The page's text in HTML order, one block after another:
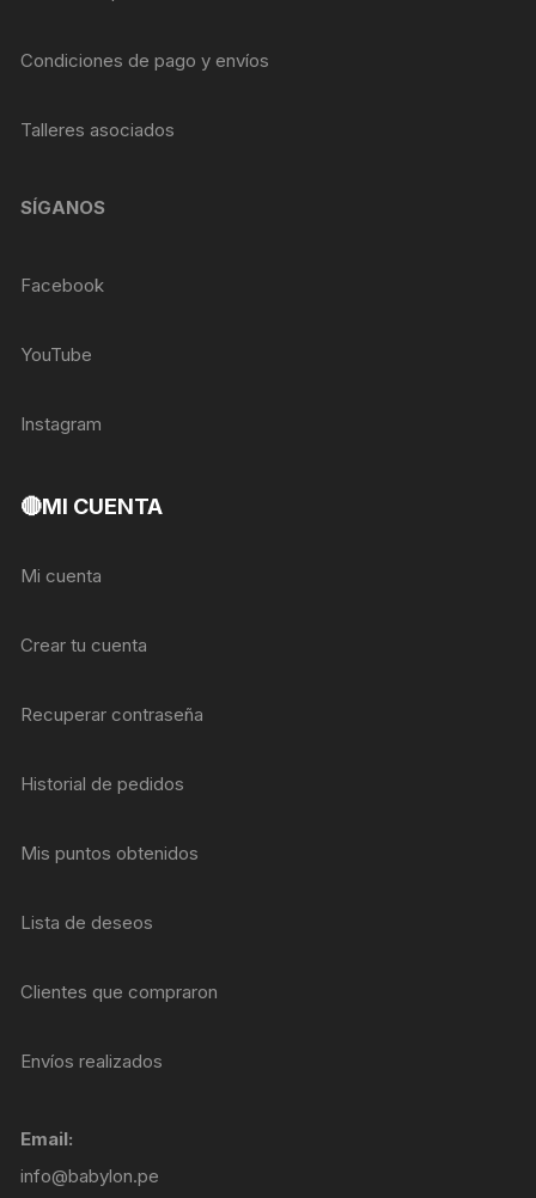
Condiciones de pago y envíos
Talleres asociados
SÍGANOS
Facebook
YouTube
Instagram
🔴MI CUENTA
Mi cuenta
Crear tu cuenta
Recuperar contraseña
Historial de pedidos
Mis puntos obtenidos
Lista de deseos
Clientes que compraron
Envíos realizados
Email:
info@babylon.pe